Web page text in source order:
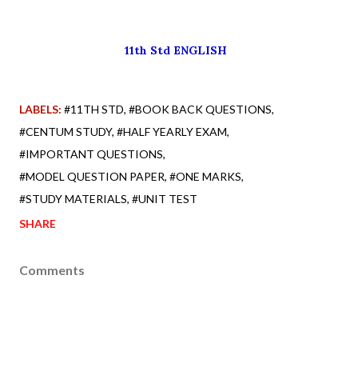
11th Std ENGLISH
LABELS: #11TH STD #BOOK BACK QUESTIONS
#CENTUM STUDY #HALF YEARLY EXAM
#IMPORTANT QUESTIONS
#MODEL QUESTION PAPER #ONE MARKS
#STUDY MATERIALS #UNIT TEST
SHARE
Comments